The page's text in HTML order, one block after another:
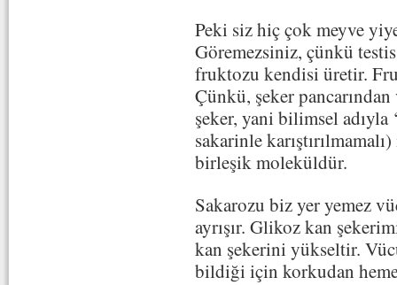
Peki siz hiç çok meyve
Göremezsiniz, çünkü
fruktozu kendisi üretir.
Çünkü, şeker
şeker, yani bilimsel adıyla
sakarinle
birleşik moleküldür.
Sakarozu biz yer yemez
ayrışır. Glikoz kan
kan şekerini yükseltir.
bildiği için korkudan